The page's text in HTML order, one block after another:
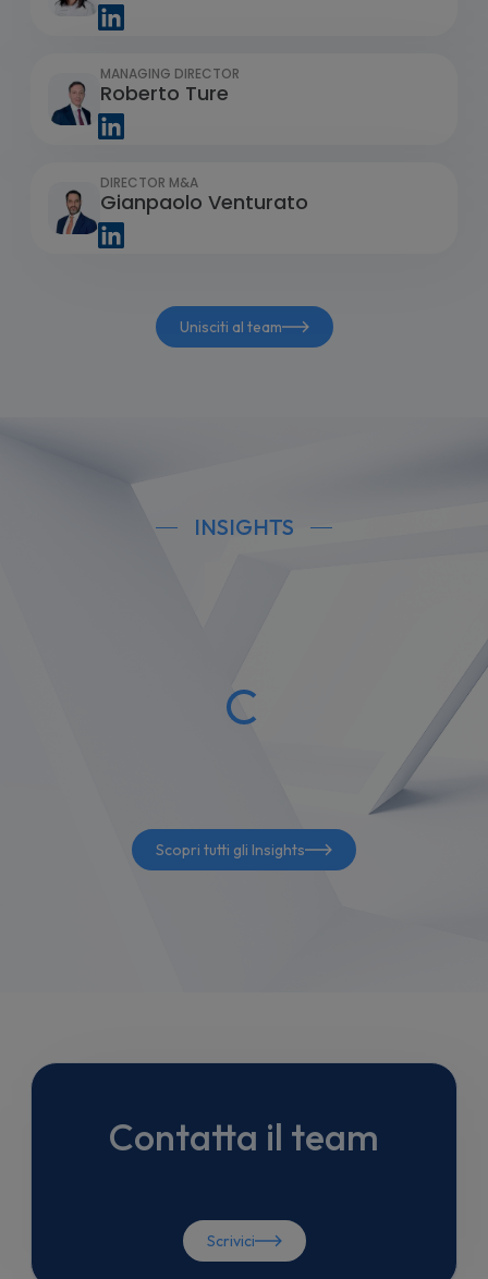
MANAGING DIRECTOR
Roberto Ture
DIRECTOR M&A
Gianpaolo Venturato
Unisciti al team
INSIGHTS
Scopri tutti gli Insights
Contatta il team
Scrivici